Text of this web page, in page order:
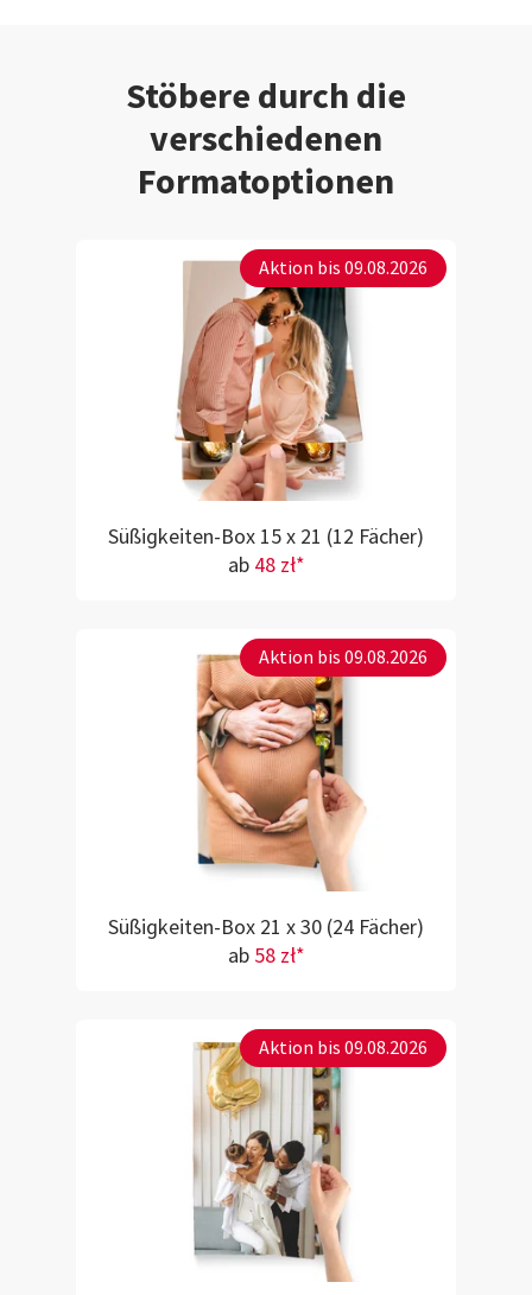
Stöbere durch die
verschiedenen
Formatoptionen
Aktion bis 09.08.2026
Süßigkeiten-Box 15 x 21 (12 Fächer)
ab 48 zł*
Aktion bis 09.08.2026
Süßigkeiten-Box 21 x 30 (24 Fächer)
ab 58 zł*
Aktion bis 09.08.2026